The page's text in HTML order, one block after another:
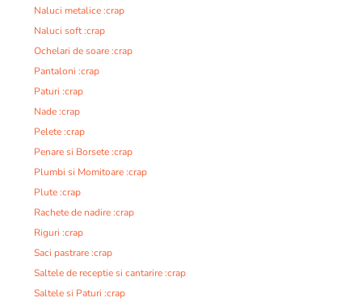
Naluci metalice :crap
Naluci soft :crap
Ochelari de soare :crap
Pantaloni :crap
Paturi :crap
Nade :crap
Pelete :crap
Penare si Borsete :crap
Plumbi si Momitoare :crap
Plute :crap
Rachete de nadire :crap
Riguri :crap
Saci pastrare :crap
Saltele de receptie si cantarire :crap
Saltele si Paturi :crap